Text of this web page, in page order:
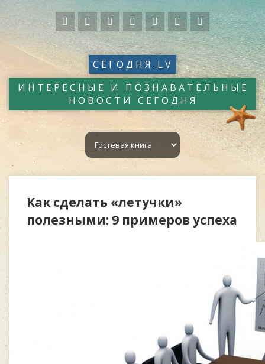
СЕГОДНЯ.LV
ИНТЕРЕСНЫЕ И ПОЗНАВАТЕЛЬНЫЕ
НОВОСТИ СЕГОДНЯ
Как сделать «летучки»
полезными: 9 примеров успеха